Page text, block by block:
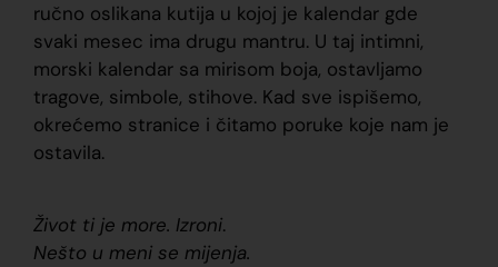
ručno oslikana kutija u kojoj je kalendar gde
svaki mesec ima drugu mantru. U taj intimni,
morski kalendar sa mirisom boja, ostavljamo
tragove, simbole, stihove. Kad sve ispišemo,
okrećemo stranice i čitamo poruke koje nam je
ostavila.
Život ti je more. Izroni.
Nešto u meni se mijenja.